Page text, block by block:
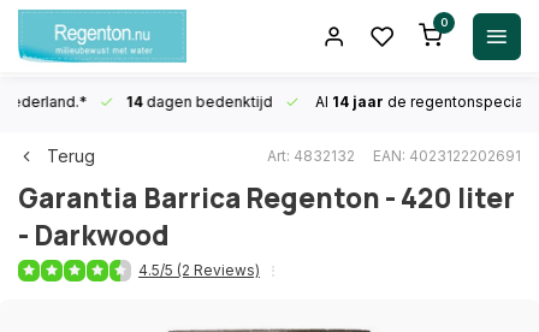
0
14dagen bedenktijd Al 14 jaar de
Terug Art: 4832132 EAN: 4023122202691
Garantia Barrica Regenton - 420 liter
- Darkwood
4.5/5 (2 Reviews)